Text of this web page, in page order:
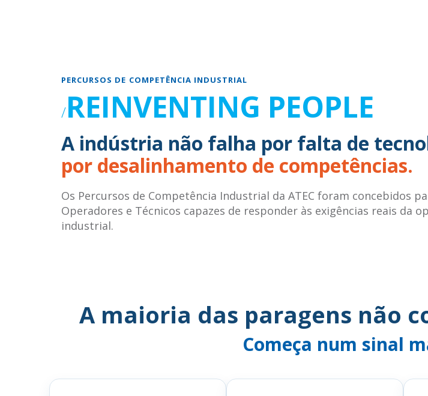
PERCURSOS DE COMPETÊNCIA INDUSTRIAL
REINVENTING PEOPLE
A indústria não falha por falta de
por desalinhamento de competências.
Os Percursos de Competência Industrial da ATEC foram concebidos
Operadores e Técnicos capazes de responder às exigências reais da
industrial.
A maioria das paragens não
Começa num sinal